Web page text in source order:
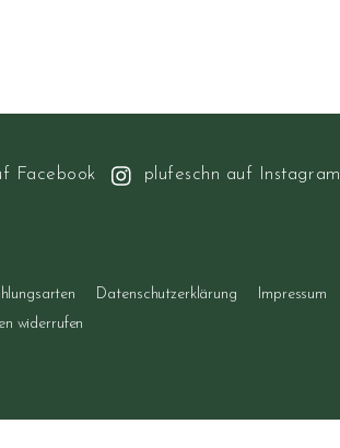
Facebook
plufeschn auf Instagram
Datenschutzerklärung
Impressum
widerrufen